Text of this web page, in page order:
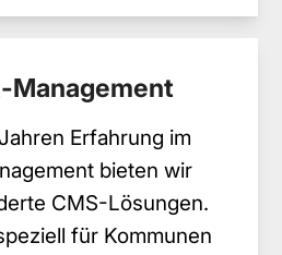
Management
Erfahrung im
bieten wir
CMS-Lösungen.
für Kommunen